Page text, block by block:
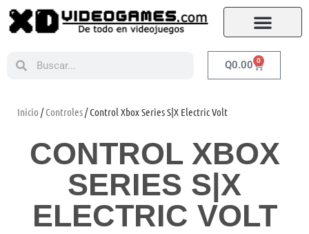
Q0.00 0
Inicio /Controles/ Control Xbox Series S|X Electric Volt
CONTROL XBOX
SERIES S|X
ELECTRIC VOLT